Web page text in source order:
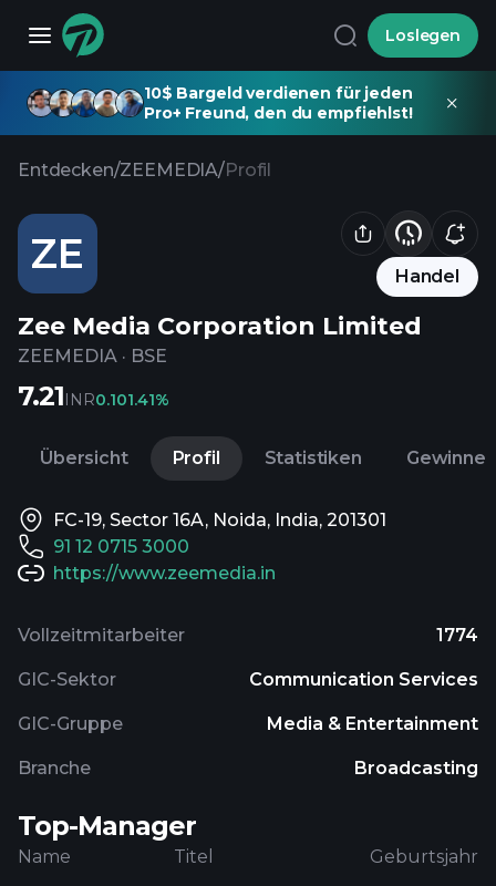
Loslegen
10$ Bargeld verdienen für jeden
Pro+ Freund, den du empfiehlst!
Entdecken/ZEEMEDIA/Profil
ZE Handel
Zee Media Corporation Limited
ZEEMEDIA · BSE
7.21INR0.101.41%
Übersicht Profil Statistiken Gewinne
FC-19, Sector 16A, Noida, India, 201301
91 12 0715 3000
https://www.zeemedia.in
Vollzeitmitarbeiter 1774
GIC-Sektor Communication Services
GIC-Gruppe Media & Entertainment
Branche Broadcasting
Top-Manager
Name Titel Geburtsjahr